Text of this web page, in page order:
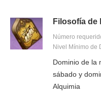
Filosofía de
Número
Nivel Mínimo de
Dominio de la
sábado y
Alquimia